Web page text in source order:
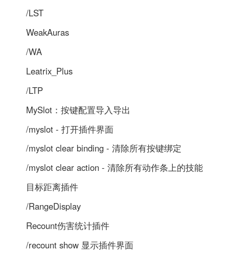
/LST
WeakAuras
/WA
Leatrix_Plus
/LTP
MySlot：按键配置导入导出
/myslot - 打开插件界面
/myslot clear binding - 清除所有按键绑定
/myslot clear action - 清除所有动作条上的技能
目标距离插件
/RangeDisplay
Recount伤害统计插件
/recount show 显示插件界面